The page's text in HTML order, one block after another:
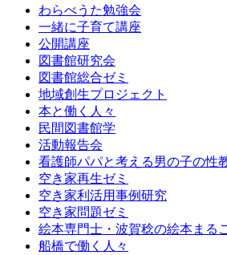
わらべうた勉強会
一緒に子育て講座
公開講座
図書館研究会
図書館総合ゼミ
地域創生プロジェクト
本と働く人々
民間図書館学
活動報告会
看護師パパと考える男の子の性
空き家再生ゼミ
空き家利活用事例研究
空き家問題ゼミ
絵本専門士・波賀稔の絵本まる
船橋で働く人々